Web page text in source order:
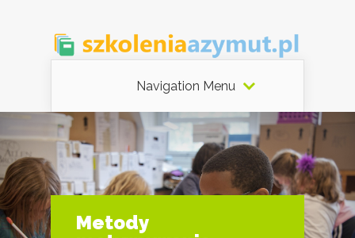
Navigation Menu
Metody